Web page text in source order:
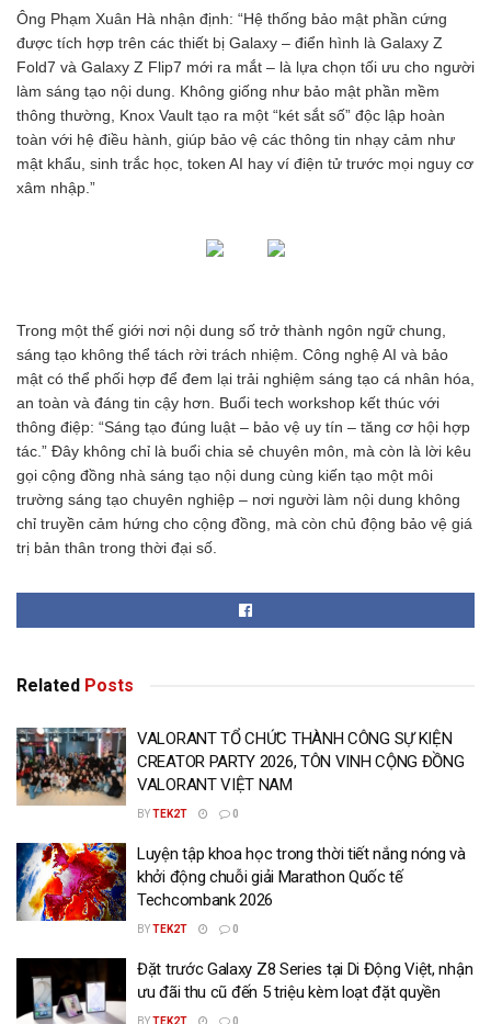
Ông Phạm Xuân Hà nhận định: “Hệ thống bảo mật phần cứng
được tích hợp trên các thiết bị Galaxy – điển hình là Galaxy Z
Fold7 và Galaxy Z Flip7 mới ra mắt – là lựa chọn tối ưu cho người
làm sáng tạo nội dung. Không giống như bảo mật phần mềm
thông thường, Knox Vault tạo ra một “két sắt số” độc lập hoàn
toàn với hệ điều hành, giúp bảo vệ các thông tin nhạy cảm như
mật khẩu, sinh trắc học, token AI hay ví điện tử trước mọi nguy cơ
xâm nhập.”
Trong một thế giới nơi nội dung số trở thành ngôn ngữ chung,
sáng tạo không thể tách rời trách nhiệm. Công nghệ AI và bảo
mật có thể phối hợp để đem lại trải nghiệm sáng tạo cá nhân hóa,
an toàn và đáng tin cậy hơn. Buổi tech workshop kết thúc với
thông điệp: “Sáng tạo đúng luật – bảo vệ uy tín – tăng cơ hội hợp
tác.” Đây không chỉ là buổi chia sẻ chuyên môn, mà còn là lời kêu
gọi cộng đồng nhà sáng tạo nội dung cùng kiến tạo một môi
trường sáng tạo chuyên nghiệp – nơi người làm nội dung không
chỉ truyền cảm hứng cho cộng đồng, mà còn chủ động bảo vệ giá
trị bản thân trong thời đại số.
Related Posts
VALORANT TỔ CHỨC THÀNH CÔNG SỰ KIỆN
CREATOR PARTY 2026, TÔN VINH CỘNG ĐỒNG
VALORANT VIỆT NAM
BYTEK2T 0
Luyện tập khoa học trong thời tiết nắng nóng và
khởi động chuỗi giải Marathon Quốc tế
Techcombank 2026
BYTEK2T 0
Đặt trước Galaxy Z8 Series tại Di Động Việt, nhận
ưu đãi thu cũ đến 5 triệu kèm loạt đặt quyền
BYTEK2T 0